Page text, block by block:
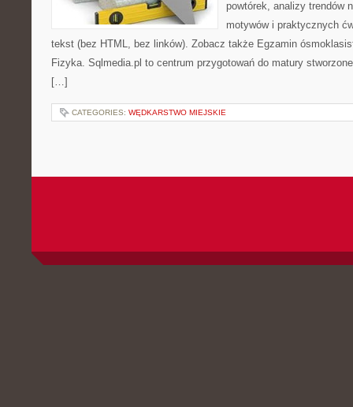
powtórek, analizy trendów
motywów i praktycznych
tekst (bez HTML, bez linków). Zobacz także Egzamin
Fizyka. Sqlmedia.pl to centrum przygotowań do matury
[…]
CATEGORIES: WĘDKARSTWO MIEJSKIE